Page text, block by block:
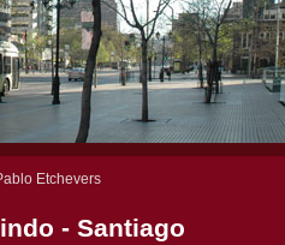
Etchevers
- Santiago